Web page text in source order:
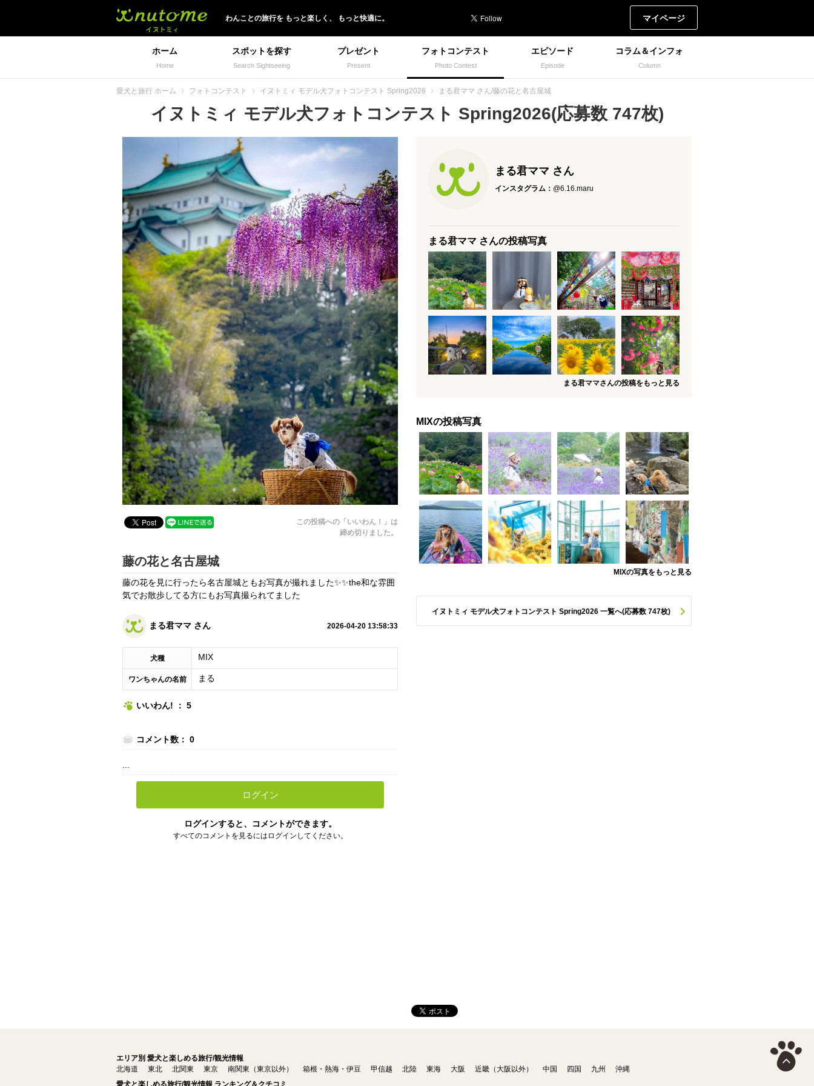
わんことの旅行を もっと楽しく、 もっと快適に。 マイページ
ホーム
Home
スポットを探す
Search Sightseeing
プレゼント
Present
フォトコンテスト
Photo Contest
エピソード
Episode
コラム＆インフォ
Column
愛犬と旅行 ホーム フォトコンテスト イヌトミィ モデル犬フォトコンテスト Spring2026 まる君ママ さん/藤の花と名古屋城
イヌトミィ モデル犬フォトコンテスト Spring2026(応募数 747枚)
この投稿への「いいわん！」は
締め切りました。
藤の花と名古屋城
藤の花を見に行ったら名古屋城ともお写真が撮れました✨✨the和な雰囲
気でお散歩してる方にもお写真撮られてました
まる君ママ さん 2026-04-20 13:58:33
犬種 MIX
ワンちゃんの名前 まる
いいわん! ： 5
コメント数： 0
ログイン
ログインすると、コメントができます。
すべてのコメントを見るにはログインしてください。
まる君ママ さん
インスタグラム： @6.16.maru
まる君ママ さんの投稿写真
まる君ママさんの投稿をもっと見る
MIXの投稿写真
MIXの写真をもっと見る
イヌトミィ モデル犬フォトコンテスト Spring2026 一覧へ(応募数 747枚)
エリア別 愛犬と楽しめる旅行/観光情報
北海道
東北 北関東 東京 南関東（東京以外） 箱根・熱海・伊豆 甲信越 北陸 東海 大阪 近畿（大阪以外） 中国 四国 九州
沖縄
愛犬と楽しめる旅行/観光情報 ランキング＆クチコミ